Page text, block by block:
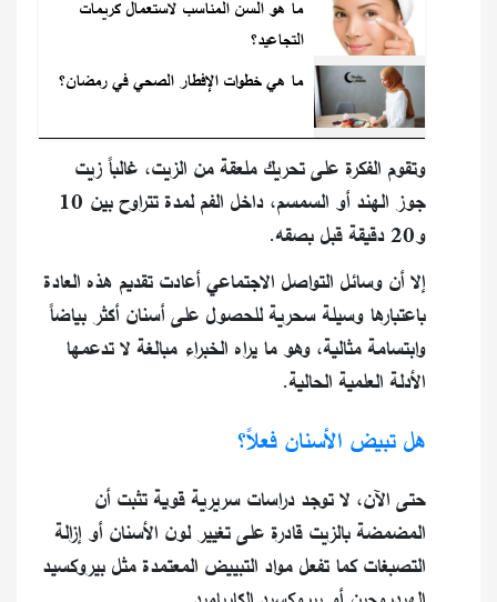
ما هو السن المناسب لاستعمال كريمات
التجاعيد؟
ما هي خطوات الإفطار الصحي في رمضان؟
وتقوم الفكرة على تحريك ملعقة من الزيت، غالباً زيت
جوز الهند أو السمسم، داخل الفم لمدة تتراوح بين 10
و20 دقيقة قبل بصقه.
إلا أن وسائل التواصل الاجتماعي أعادت تقديم هذه العادة
باعتبارها وسيلة سحرية للحصول على أسنان أكثر بياضاً
وابتسامة مثالية، وهو ما يراه الخبراء مبالغة لا تدعمها
الأدلة العلمية الحالية.
هل تبيض الأسنان فعلاً؟
حتى الآن، لا توجد دراسات سريرية قوية تثبت أن
المضمضة بالزيت قادرة على تغيير لون الأسنان أو إزالة
التصبغات كما تفعل مواد التبييض المعتمدة مثل بيروكسيد